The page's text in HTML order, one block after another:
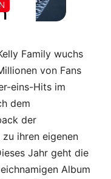
Family wuchs
von Fans
eins-Hits im
dem
der
ihren eigenen
Jahr geht die
Album